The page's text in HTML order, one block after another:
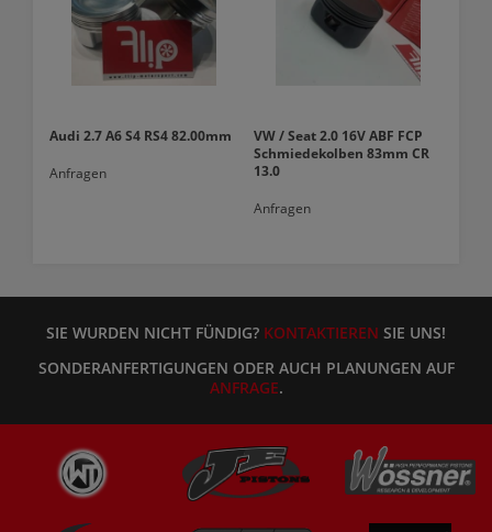
Audi 2.7 A6 S4 RS4 82.00mm
Anfragen
VW / Seat 2.0 16V ABF FCP
Schmiedekolben 83mm CR
13.0
Anfragen
SIE WURDEN NICHT FÜNDIG? KONTAKTIEREN SIE UNS!
SONDERANFERTIGUNGEN ODER AUCH PLANUNGEN AUF
ANFRAGE.